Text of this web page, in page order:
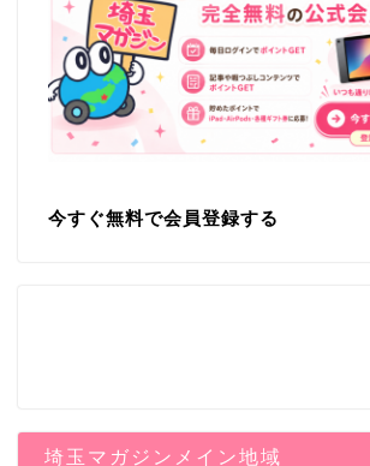
今すぐ無料で会員登録する
埼玉マガジンメイン地域